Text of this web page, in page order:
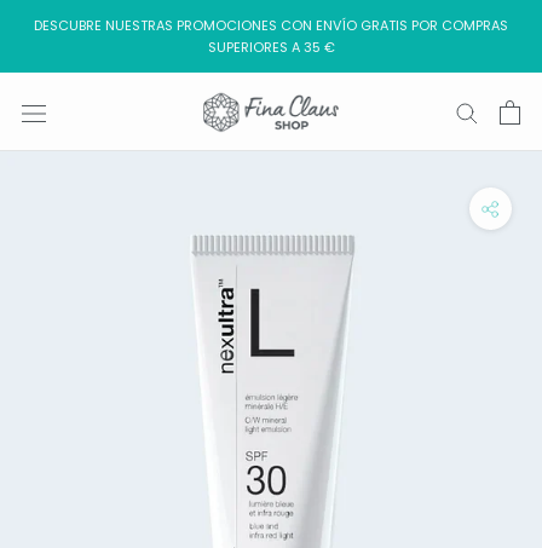
contenido
DESCUBRE NUESTRAS PROMOCIONES CON ENVÍO GRATIS POR COMPRAS
SUPERIORES A 35 €